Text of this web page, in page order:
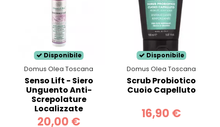
Disponibile
Domus Olea Toscana
Senso Lift - Siero
Unguento Anti-
Screpolature
Localizzate
20,00 €
Disponibile
Domus Olea Toscana
Scrub Probiotico
Cuoio Capelluto
16,90 €